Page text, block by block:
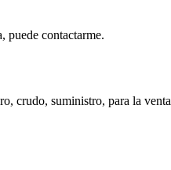
puede contactarme.
crudo, suministro, para la venta